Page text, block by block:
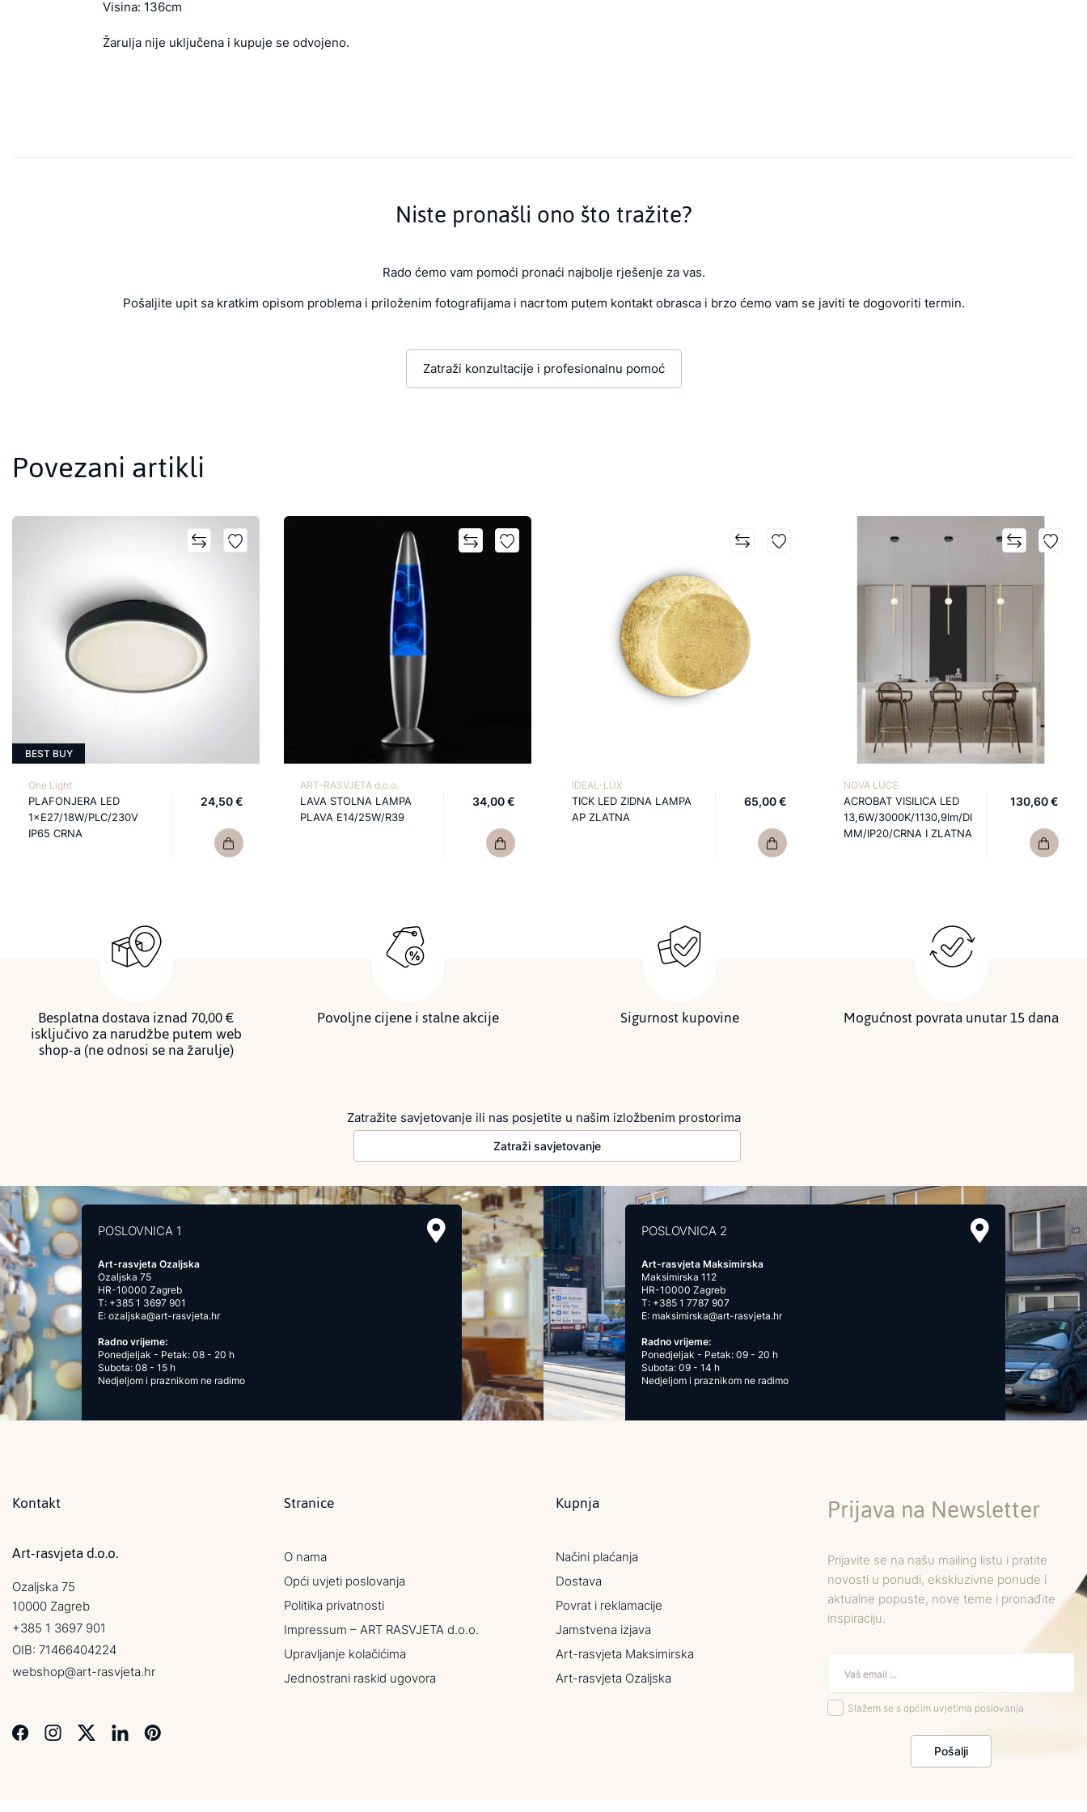
Visina: 136cm
Žarulja nije uključena i kupuje se odvojeno.
Niste pronašli ono što tražite?
Rado ćemo vam pomoći pronaći najbolje rješenje za vas.
Pošaljite upit sa kratkim opisom problema i priloženim fotografijama i nacrtom putem kontakt obrasca i brzo ćemo vam se javiti te dogovoriti termin.
Zatraži konzultacije i profesionalnu pomoć
Povezani artikli
BEST BUY
One Light
PLAFONJERA LED
1×E27/18W/PLC/230V
IP65 CRNA
24,50 €
ART-RASVJETA d.o.o.
LAVA STOLNA LAMPA
PLAVA E14/25W/R39
34,00 €
IDEAL-LUX
TICK LED ZIDNA LAMPA
AP ZLATNA
65,00 €
NOVA LUCE
ACROBAT VISILICA LED
13,6W/3000K/1130,9lm/DI
MM/IP20/CRNA I ZLATNA
130,60 €
Besplatna dostava iznad 70,00 €
isključivo za narudžbe putem web
shop-a (ne odnosi se na žarulje)
Povoljne cijene i stalne akcije Sigurnost kupovine Mogućnost povrata unutar 15 dana
Zatražite savjetovanje ili nas posjetite u našim izložbenim prostorima
Zatraži savjetovanje
POSLOVNICA 1
Art-rasvjeta Ozaljska
Ozaljska 75
HR-10000 Zagreb
T: +385 1 3697 901
E: ozaljska@art-rasvjeta.hr
Radno vrijeme:
Ponedjeljak - Petak: 08 - 20 h
Subota: 08 - 15 h
Nedjeljom i praznikom ne radimo
POSLOVNICA 2
Art-rasvjeta Maksimirska
Maksimirska 112
HR-10000 Zagreb
T: +385 1 7787 907
E: maksimirska@art-rasvjeta.hr
Radno vrijeme:
Ponedjeljak - Petak: 09 - 20 h
Subota: 09 - 14 h
Nedjeljom i praznikom ne radimo
Kontakt
Art-rasvjeta d.o.o.
Ozaljska 75
10000 Zagreb
+385 1 3697 901
OIB: 71466404224
webshop@art-rasvjeta.hr
Stranice
O nama
Opći uvjeti poslovanja
Politika privatnosti
Impressum – ART RASVJETA d.o.o.
Upravljanje kolačićima
Jednostrani raskid ugovora
Kupnja
Načini plaćanja
Dostava
Povrat i reklamacije
Jamstvena izjava
Art-rasvjeta Maksimirska
Art-rasvjeta Ozaljska
Prijava na Newsletter
Prijavite se na našu mailing listu i pratite
novosti u ponudi, ekskluzivne ponude i
aktualne popuste, nove teme i pronađite
inspiraciju.
Slažem se s općim uvjetima poslovanja
Pošalji